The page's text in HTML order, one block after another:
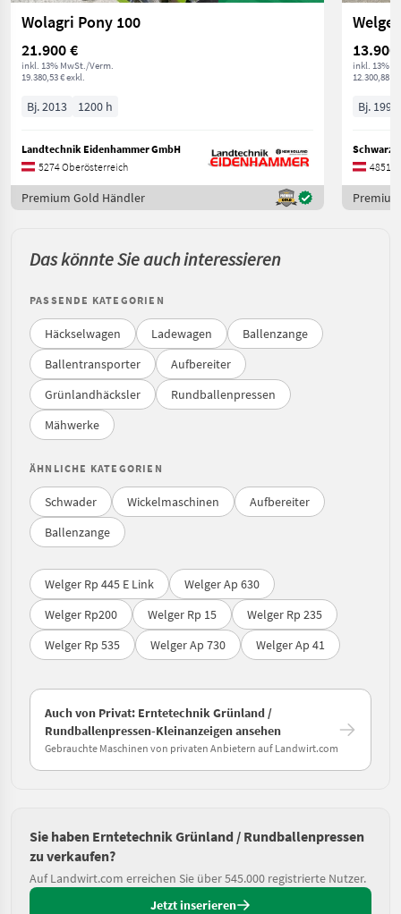
Wolagri Pony 100
21.900 €
inkl. 13% MwSt./Verm.
19.380,53 € exkl.
Bj. 2013 1200 h
Landtechnik Eidenhammer GmbH
5274 Oberösterreich
Premium Gold Händler
13.900
inkl. 13%
12.300,88 €
Bj. 1997
4851
Das könnte Sie auch interessieren
PASSENDE KATEGORIEN
Häckselwagen Ladewagen
Ballenzange
Ballentransporter
Aufbereiter
Grünlandhäcksler
Rundballenpressen
Mähwerke
ÄHNLICHE KATEGORIEN
Schwader Wickelmaschinen
Aufbereiter
Ballenzange
Welger Rp 445 E Link
Welger Ap 630
Welger Rp200
Welger Rp 15
Welger Rp 235
Welger Rp 535
Welger Ap 730 Welger Ap 41
Auch von Privat: Erntetechnik Grünland /
Rundballenpressen-Kleinanzeigen ansehen
Gebrauchte Maschinen von privaten Anbietern auf Landwirt.com
Sie haben Erntetechnik Grünland / Rundballenpressen
zu verkaufen?
Auf Landwirt.com erreichen Sie über 545.000 registrierte Nutzer.
Jetzt inserieren